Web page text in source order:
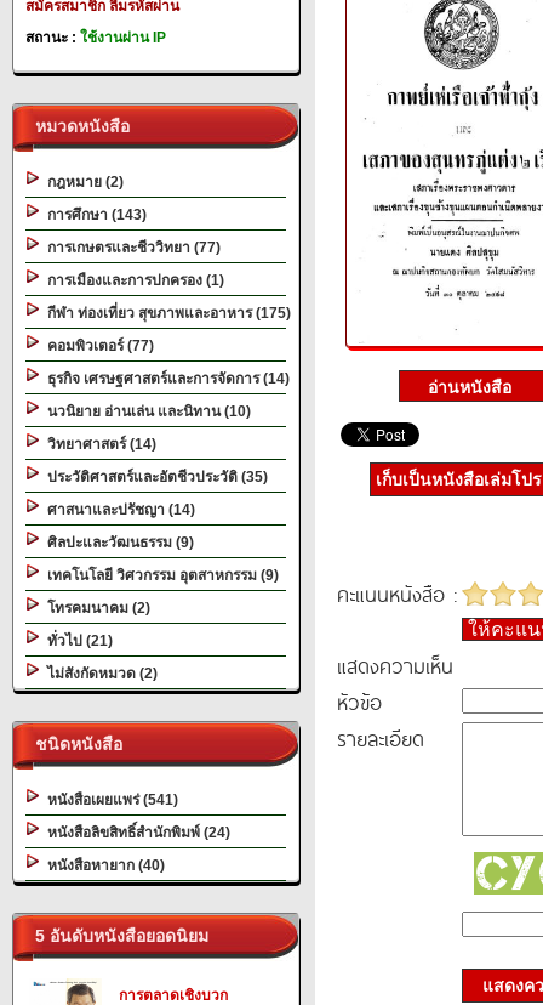
สมัครสมาชิก ลืมรหัสผ่าน
สถานะ : ใช้งานผ่าน IP
หมวดหนังสือ
กฎหมาย (2)
การศึกษา (143)
การเกษตรและชีววิทยา (77)
การเมืองและการปกครอง (1)
กีฬา ท่องเที่ยว สุขภาพและอาหาร (175)
คอมพิวเตอร์ (77)
ธุรกิจ เศรษฐศาสตร์และการจัดการ (14)
นวนิยาย อ่านเล่น และนิทาน (10)
วิทยาศาสตร์ (14)
ประวัติศาสตร์และอัตชีวประวัติ (35)
ศาสนาและปรัชญา (14)
ศิลปะและวัฒนธรรม (9)
เทคโนโลยี วิศวกรรม อุตสาหกรรม (9)
โทรคมนาคม (2)
ทั่วไป (21)
ไม่สังกัดหมวด (2)
ชนิดหนังสือ
หนังสือเผยแพร่ (541)
หนังสือลิขสิทธิ์สำนักพิมพ์ (24)
หนังสือหายาก (40)
5 อันดับหนังสือยอดนิยม
การตลาดเชิงบวก
เก็บเป็นหนังสือเล่มโป
คะแนนหนังสือ :
ให้คะแ
แสดงความเห็น
หัวข้อ
รายละเอียด
แสดงค